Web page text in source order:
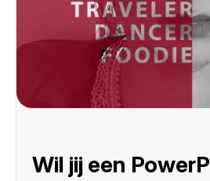
Wil jij een